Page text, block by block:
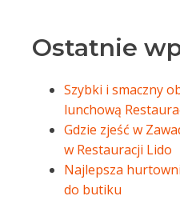
Ostatnie
Szybki i smaczny
lunchową
Gdzie zjeść w
w Restauracji Lido
Najlepsza
do butiku